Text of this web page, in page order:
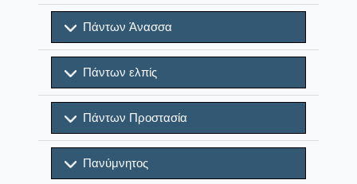
Πάντων Άνασσα
Πάντων ελπίς
Πάντων Προστασία
Πανύμνητος